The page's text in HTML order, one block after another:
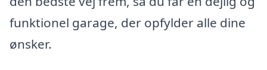
funktionel garage, der opfylder alle dine
ønsker.